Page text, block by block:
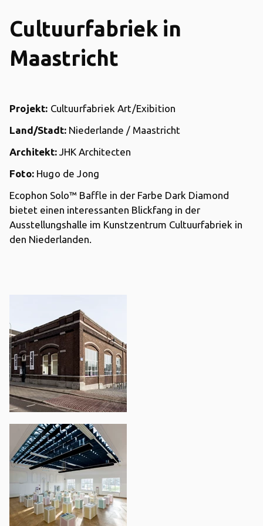
Cultuurfabriek in
Maastricht
Projekt: Cultuurfabriek Art/Exibition
Land/Stadt: Niederlande / Maastricht
Architekt: JHK Architecten
Foto: Hugo de Jong
Ecophon Solo™ Baffle in der Farbe Dark Diamond
bietet einen interessanten Blickfang in der
Ausstellungshalle im Kunstzentrum Cultuurfabriek in
den Niederlanden.